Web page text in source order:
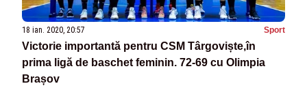
18 ian. 2020, 20:57 Sport
Victorie importantă pentru CSM Târgoviște,în
prima ligă de baschet feminin. 72-69 cu Olimpia
Brașov